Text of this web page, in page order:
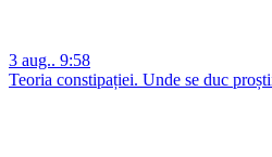
3 aug.. 9:58
Teoria constipației. Unde se duc